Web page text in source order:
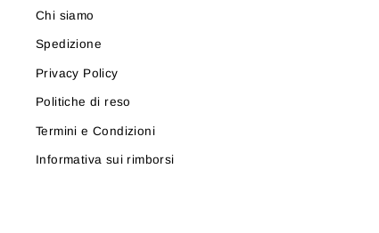
Chi siamo
Spedizione
Privacy Policy
Politiche di reso
Termini e Condizioni
Informativa sui rimborsi